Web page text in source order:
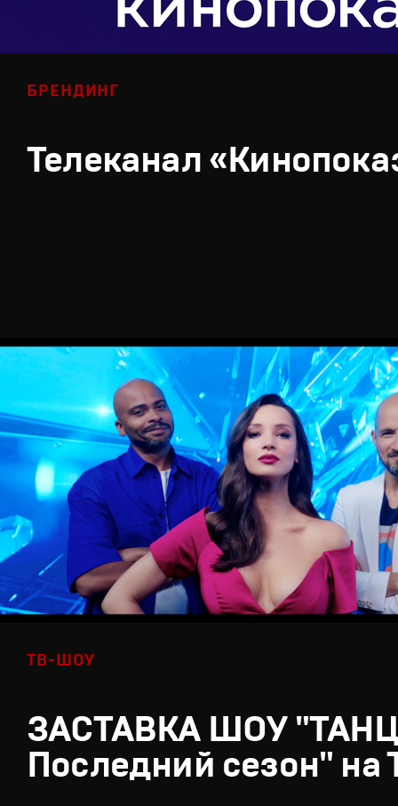
БРЕНДИНГ
Телеканал
ТВ-ШОУ
ЗАСТАВКА ШОУ
Последний сезон" на